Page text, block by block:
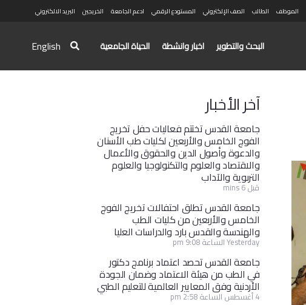
الموظف الطالب الصف الإلكتروني المستودع الرقمي ادعم الجامعة الخريجين البريد الالكتروني
البحث والتطوير اخبار وانشطة الحياة الجامعية English
آخر الأخبار
جامعة القدس تختتم فعاليات حفل تخريج
الفوج الخامس والأربعين لكليات طب الأسنان
والدعوة وأصول الدين والحقوق والأعمال
والاقتصاد والعلوم والتكنولوجيا والعلوم
التربوية والآداب
قبل 6 mins
جامعة القدس تطلق احتفالات تخريج الفوج
الخامس والأربعين من كليات الطب
والهندسة والقدس بارد والدراسات العليا
Yesterday الساعة 9:08 pm
جامعة القدس تحصد اعتماد برنامج دكتور
في الطب من هيئة الاعتماد وضمان الجودة
الأردنية وفق المعايير العالمية للتعليم الطبي
4 أغسطس الساعة 2:58 pm